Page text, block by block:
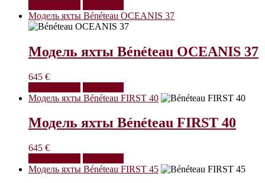
Модель яхты Bénéteau OCEANIS 37
Модель яхты Bénéteau OCEANIS 37
645 €
Модель яхты Bénéteau FIRST 40
Модель яхты Bénéteau FIRST 40
645 €
Модель яхты Bénéteau FIRST 45